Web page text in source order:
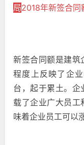
局2018年新签合同
新签合同额是建筑
程度上反映了企
台，起于累土。企
载了企业广大员工
味着企业员工可以